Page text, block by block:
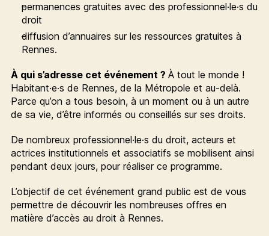
permanences gratuites avec des professionnel·le·s du
droit
diffusion d’annuaires sur les ressources gratuites à
Rennes.
À qui s’adresse cet événement ? À tout le monde !
Habitant·e·s de Rennes, de la Métropole et au-delà.
Parce qu’on a tous besoin, à un moment ou à un autre
de sa vie, d’être informés ou conseillés sur ses droits.
De nombreux professionnel·le·s du droit, acteurs et
actrices institutionnels et associatifs se mobilisent ainsi
pendant deux jours, pour réaliser ce programme.
L’objectif de cet événement grand public est de vous
permettre de découvrir les nombreuses offres en
matière d’accès au droit à Rennes.